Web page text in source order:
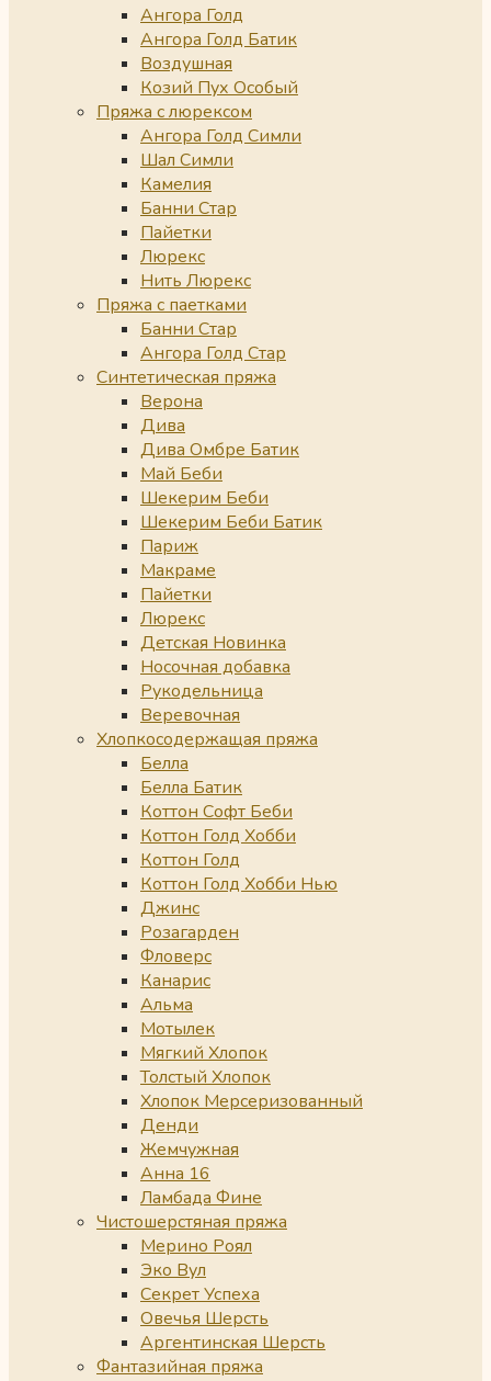
Ангора Голд
Ангора Голд Батик
Воздушная
Козий Пух Особый
Пряжа с люрексом
Ангора Голд Симли
Шал Симли
Камелия
Банни Стар
Пайетки
Люрекс
Нить Люрекс
Пряжа с паетками
Банни Стар
Ангора Голд Стар
Синтетическая пряжа
Верона
Дива
Дива Омбре Батик
Май Беби
Шекерим Беби
Шекерим Беби Батик
Париж
Макраме
Пайетки
Люрекс
Детская Новинка
Носочная добавка
Рукодельница
Веревочная
Хлопкосодержащая пряжа
Белла
Белла Батик
Коттон Софт Беби
Коттон Голд Хобби
Коттон Голд
Коттон Голд Хобби Нью
Джинс
Розагарден
Фловерс
Канарис
Альма
Мотылек
Мягкий Хлопок
Толстый Хлопок
Хлопок Мерсеризованный
Денди
Жемчужная
Анна 16
Ламбада Фине
Чистошерстяная пряжа
Мерино Роял
Эко Вул
Секрет Успеха
Овечья Шерсть
Аргентинская Шерсть
Фантазийная пряжа